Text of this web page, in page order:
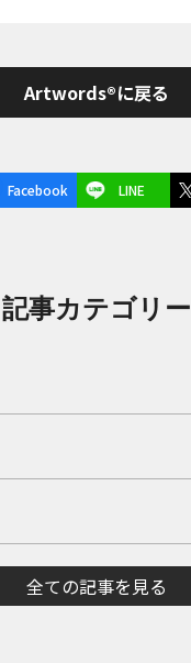
Artwords®に戻る
Facebook LINE
記事カテゴリー
全ての記事を見る